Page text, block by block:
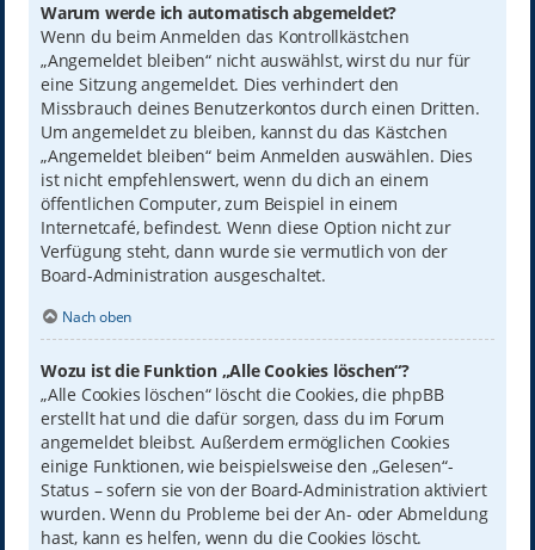
Warum werde ich automatisch abgemeldet?
Wenn du beim Anmelden das Kontrollkästchen
„Angemeldet bleiben“ nicht auswählst, wirst du nur für
eine Sitzung angemeldet. Dies verhindert den
Missbrauch deines Benutzerkontos durch einen Dritten.
Um angemeldet zu bleiben, kannst du das Kästchen
„Angemeldet bleiben“ beim Anmelden auswählen. Dies
ist nicht empfehlenswert, wenn du dich an einem
öffentlichen Computer, zum Beispiel in einem
Internetcafé, befindest. Wenn diese Option nicht zur
Verfügung steht, dann wurde sie vermutlich von der
Board-Administration ausgeschaltet.
Nach oben
Wozu ist die Funktion „Alle Cookies löschen“?
„Alle Cookies löschen“ löscht die Cookies, die phpBB
erstellt hat und die dafür sorgen, dass du im Forum
angemeldet bleibst. Außerdem ermöglichen Cookies
einige Funktionen, wie beispielsweise den „Gelesen“-
Status – sofern sie von der Board-Administration aktiviert
wurden. Wenn du Probleme bei der An- oder Abmeldung
hast, kann es helfen, wenn du die Cookies löscht.